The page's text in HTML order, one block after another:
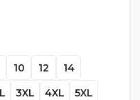
10 12
14
3XL 4XL 5XL